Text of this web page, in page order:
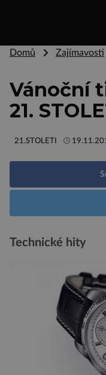
Domů Zajímavosti
Vánoční
21.
21.STOLETI
Technické hity